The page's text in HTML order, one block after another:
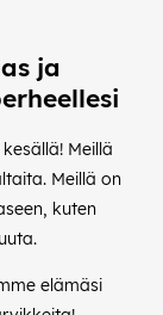
ja
Meillä
Meillä on
kuten
elämäsi